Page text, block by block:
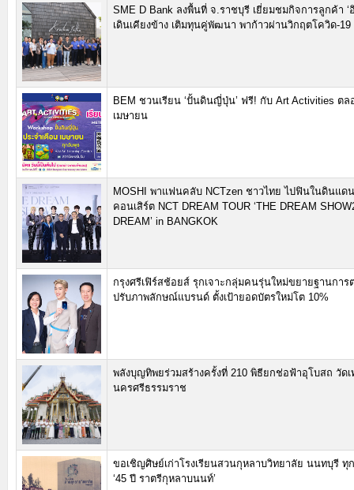
SME D Bank ลงพื้นที่ จ.ราชบุรี เยี่ยมชมกิจการลูกค้า ‘
เดินเคียงข้าง เติมทุนคู่พัฒนา พาก้าวผ่านวิกฤตโควิด-19
BEM ชวนเรียน ‘ปั้นดินญี่ปุ่น’ ฟรี! กับ Art Activities ตล
เมษายน
MOSHI พาแฟนคลับ NCTzen ชาวไทย ไปฟินในดินแดน
คอนเสิร์ต NCT DREAM TOUR ‘THE DREAM
DREAM’ in BANGKOK
กรุงศรีเฟิร์สช้อยส์ รุกเจาะกลุ่มคนรุ่นใหม่ขยายฐานกา
ปรับภาพลักษณ์แบรนด์ ตั้งเป้ายอดบัตรใหม่โต 10%
พลังบุญทิพยร่วมสร้างครั้งที่ 210 พิธียกช่อฟ้าอุโบสถ วัด
นครศรีธรรมราช
ขอเชิญศิษย์เก่าโรงเรียนสวนกุหลาบวิทยาลัย นนทบุรี ทุ
‘45 ปี ราตรีกุหลาบนนท์’